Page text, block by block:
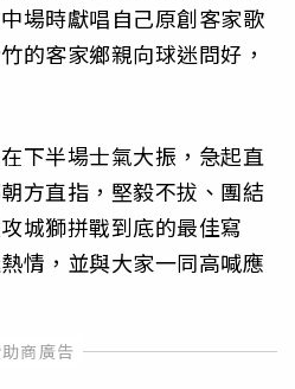
場時獻唱自己原創客家歌
的客家鄉親向球迷問好，
下半場士氣大振，急起直
方直指，堅毅不拔、團結
城獅拼戰到底的最佳寫
情，並與大家一同高喊應